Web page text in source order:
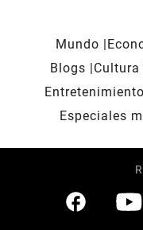
Mundo
Blogs
Cultura
Entretenimiento
Especiales